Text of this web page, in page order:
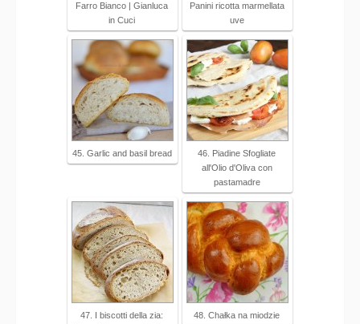
Farro Bianco | Gianluca
in Cuci
Panini ricotta marmellata
uve
45. Garlic and basil bread
46. Piadine Sfogliate
all'Olio d'Oliva con
pastamadre
47. I biscotti della zia:
48. Chałka na miodzie